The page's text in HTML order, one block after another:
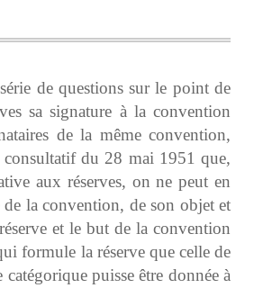
de questions sur le point de
sa signature à la convention
de la même convention,
consultatif du 28 mai 1951 que,
aux réserves, on ne peut en
la convention, de son objet et
et le but de la convention
formule la réserve que celle de
puisse être donnée à